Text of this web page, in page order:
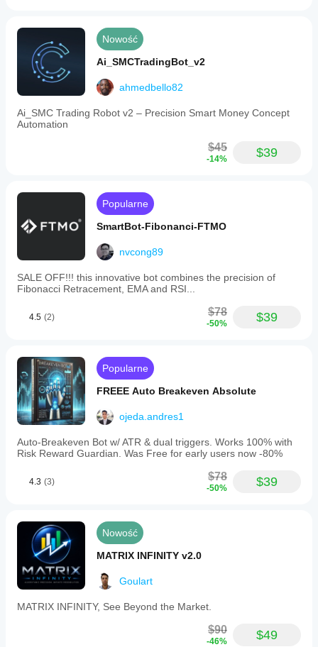
all
and
closing
all
pending
orders.
panel
is
positioned
on
the
customizable
margins.
It
for
including
Forex,
indices,
and
commodities.
The
product
ready-
to-
source
customization.
Profil handlowy
Nowość
Ai_SMCTradingBot_v2
ahmedbello82
Ai_SMC Trading Robot v2 – Precision Smart Money Concept
Automation
$45
-14% $39
Popularne
SmartBot-Fibonanci-FTMO
nvcong89
SALE OFF!!! this innovative bot combines the precision of
Fibonacci Retracement, EMA and RSI...
4.5 (2) $78
-50% $39
Popularne
FREEE Auto Breakeven Absolute
ojeda.andres1
Auto-Breakeven Bot w/ ATR & dual triggers. Works 100% with
Risk Reward Guardian. Was Free for early users now -80%
4.3 (3) $78
-50% $39
Nowość
MATRIX INFINITY v2.0
Goulart
MATRIX INFINITY, See Beyond the Market.
$90
-46% $49